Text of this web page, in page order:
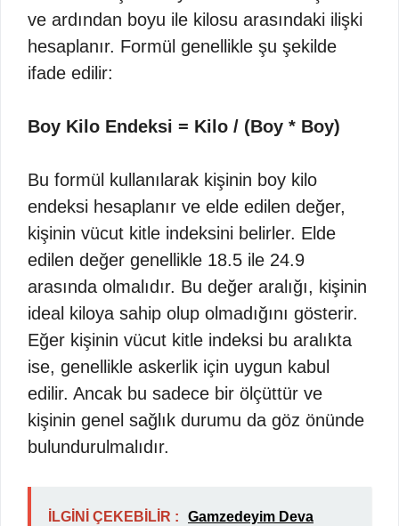
ve ardından boyu ile kilosu arasındaki ilişki
hesaplanır. Formül genellikle şu şekilde
ifade edilir:
Boy Kilo Endeksi = Kilo / (Boy * Boy)
Bu formül kullanılarak kişinin boy kilo
endeksi hesaplanır ve elde edilen değer,
kişinin vücut kitle indeksini belirler. Elde
edilen değer genellikle 18.5 ile 24.9
arasında olmalıdır. Bu değer aralığı, kişinin
ideal kiloya sahip olup olmadığını gösterir.
Eğer kişinin vücut kitle indeksi bu aralıkta
ise, genellikle askerlik için uygun kabul
edilir. Ancak bu sadece bir ölçüttür ve
kişinin genel sağlık durumu da göz önünde
bulundurulmalıdır.
İLGİNİ ÇEKEBİLİR :
Gamzedeyim Deva